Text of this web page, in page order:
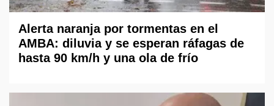
Alerta naranja por tormentas en el
AMBA: diluvia y se esperan ráfagas de
hasta 90 km/h y una ola de frío